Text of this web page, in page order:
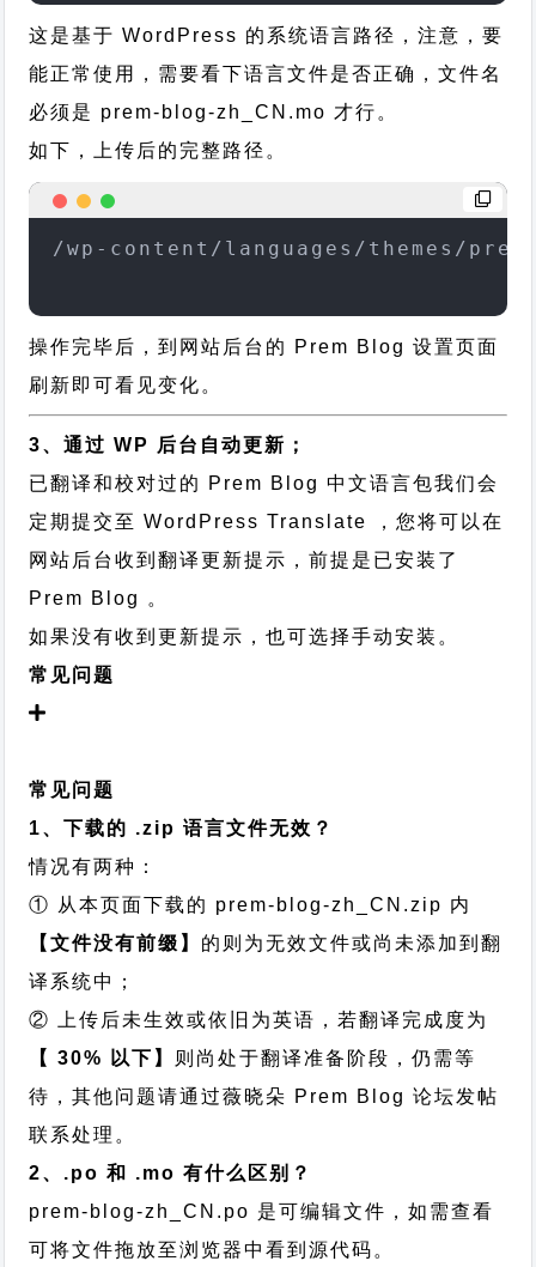
这是基于 WordPress 的系统语言路径，注意，要
能正常使用，需要看下语言文件是否正确，文件名
必须是 prem-blog-zh_CN.mo 才行。
如下，上传后的完整路径。
/wp-content/languages/themes/
操作完毕后，到网站后台的 Prem Blog 设置页面
刷新即可看见变化。
3、通过 WP 后台自动更新；
已翻译和校对过的 Prem Blog 中文语言包我们会
定期提交至 WordPress Translate ，您将可以在
网站后台收到翻译更新提示，前提是已安装了
Prem Blog 。
如果没有收到更新提示，也可选择手动安装。
常见问题
常见问题
1、下载的 .zip 语言文件无效？
情况有两种：
① 从本页面下载的 prem-blog-zh_CN.zip 内
【文件没有前缀】 的则为无效文件或尚未添加到翻
译系统中；
② 上传后未生效或依旧为英语，若翻译完成度为
【 30% 以下】 则尚处于翻译准备阶段，仍需等
待，其他问题请通过薇晓朵 Prem Blog 论坛发帖
联系处理。
2、.po 和 .mo 有什么区别？
prem-blog-zh_CN.po 是可编辑文件，如需查看
可将文件拖放至浏览器中看到源代码。